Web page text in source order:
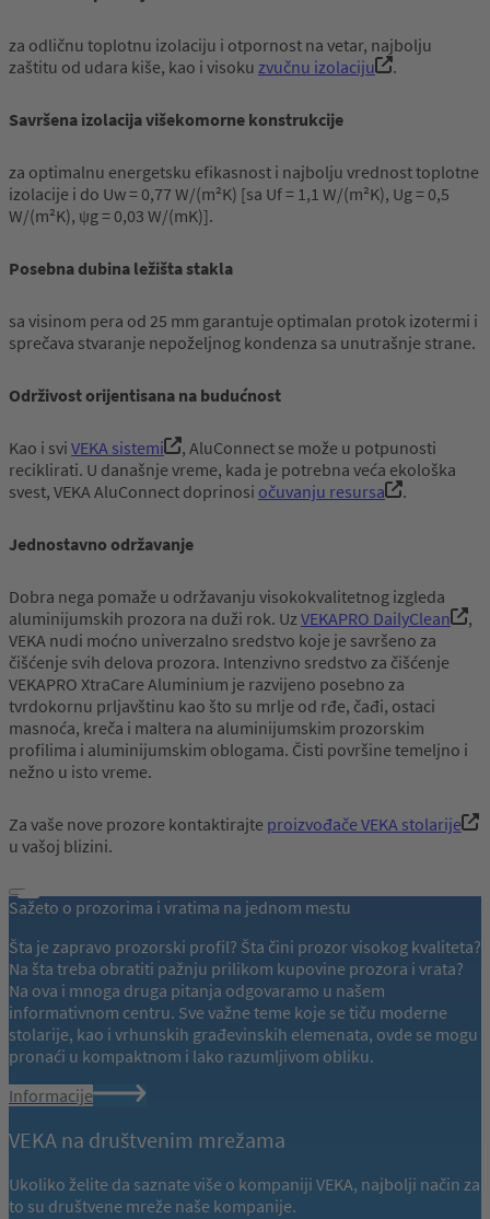
za odličnu toplotnu izolaciju i otpornost na vetar, najbolju
zaštitu od udara kiše, kao i visoku zvučnu izolaciju .
Savršena izolacija višekomorne konstrukcije
za optimalnu energetsku efikasnost i najbolju vrednost toplotne
izolacije i do Uw = 0,77 W/(m²K) [sa Uf = 1,1 W/(m²K), Ug = 0,5
W/(m²K), ψg = 0,03 W/(mK)].
Posebna dubina ležišta stakla
sa visinom pera od 25 mm garantuje optimalan protok izotermi i
sprečava stvaranje nepoželjnog kondenza sa unutrašnje strane.
Održivost orijentisana na budućnost
Kao i svi VEKA sistemi
, AluConnect se može u potpunosti
reciklirati. U današnje vreme, kada je potrebna veća ekološka
svest, VEKA AluConnect doprinosi očuvanju resursa .
Jednostavno održavanje
Dobra nega pomaže u održavanju visokokvalitetnog izgleda
aluminijumskih prozora na duži rok. UzVEKAPRO DailyClean
,
VEKA nudi moćno univerzalno sredstvo koje je savršeno za
čišćenje svih delova prozora. Intenzivno sredstvo za čišćenje
VEKAPRO XtraCare Aluminium je razvijeno posebno za
tvrdokornu prljavštinu kao što su mrlje od rđe, čađi, ostaci
masnoća, kreča i maltera na aluminijumskim prozorskim
profilima i aluminijumskim oblogama. Čisti površine temeljno i
nežno u isto vreme.
Za vaše nove prozore kontaktirajte proizvođače VEKA stolarije
u vašoj blizini.
Sažeto o prozorima i vratima na jednom mestu
Šta je zapravo prozorski profil? Šta čini prozor visokog kvaliteta?
Na šta treba obratiti pažnju prilikom kupovine prozora i vrata?
Na ova i mnoga druga pitanja odgovaramo u našem
informativnom centru. Sve važne teme koje se tiču moderne
stolarije, kao i vrhunskih građevinskih elemenata, ovde se mogu
pronaći u kompaktnom i lako razumljivom obliku.
Informacije
VEKA na društvenim mrežama
Ukoliko želite da saznate više o kompaniji VEKA, najbolji način za
to su društvene mreže naše kompanije.